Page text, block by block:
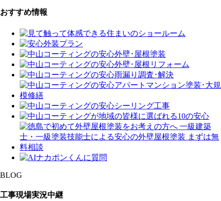
おすすめ情報
BLOG
工事現場実況中継